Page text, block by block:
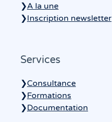
❯A la une
❯Inscription newsletter
Services
❯Consultance
❯Formations
❯Documentation